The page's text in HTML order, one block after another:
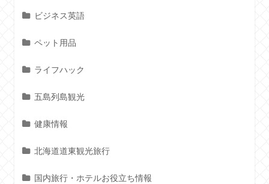
ビジネス英語
ペット用品
ライフハック
五島列島観光
健康情報
北海道道東観光旅行
国内旅行・ホテルお役立ち情報